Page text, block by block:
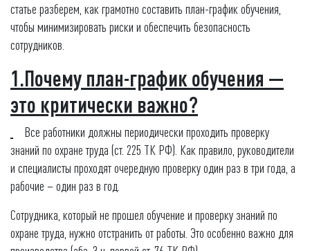
статье разберем, как грамотно составить план-график обучения,
чтобы минимизировать риски и обеспечить безопасность
сотрудников.
1.Почему план-график обучения —
это критически важно?
Все работники должны периодически проходить проверку
знаний по охране труда (ст. 225 ТК РФ). Как правило, руководители
и специалисты проходят очередную проверку один раз в три года, а
рабочие – один раз в год.
Сотрудника, который не прошел обучение и проверку знаний по
охране труда, нужно отстранить от работы. Это особенно важно для